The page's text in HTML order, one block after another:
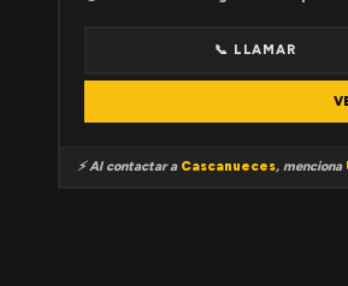
📞 LLAMAR
⚡ Al contactar a Cascanueces, menciona